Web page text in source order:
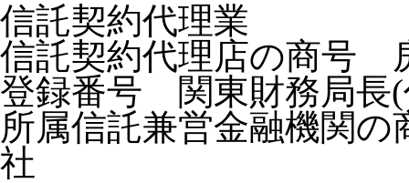
信託契約代理業
信託契約代理店の商号
登録番号 関東財務局長(
所属信託兼営金融機関
社